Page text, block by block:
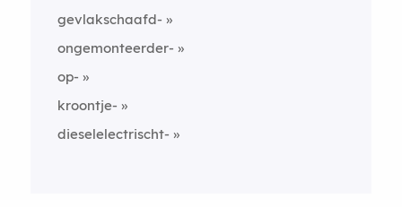
gevlakschaafd-
ongemonteerder-
op-
kroontje-
dieselelectrischt-